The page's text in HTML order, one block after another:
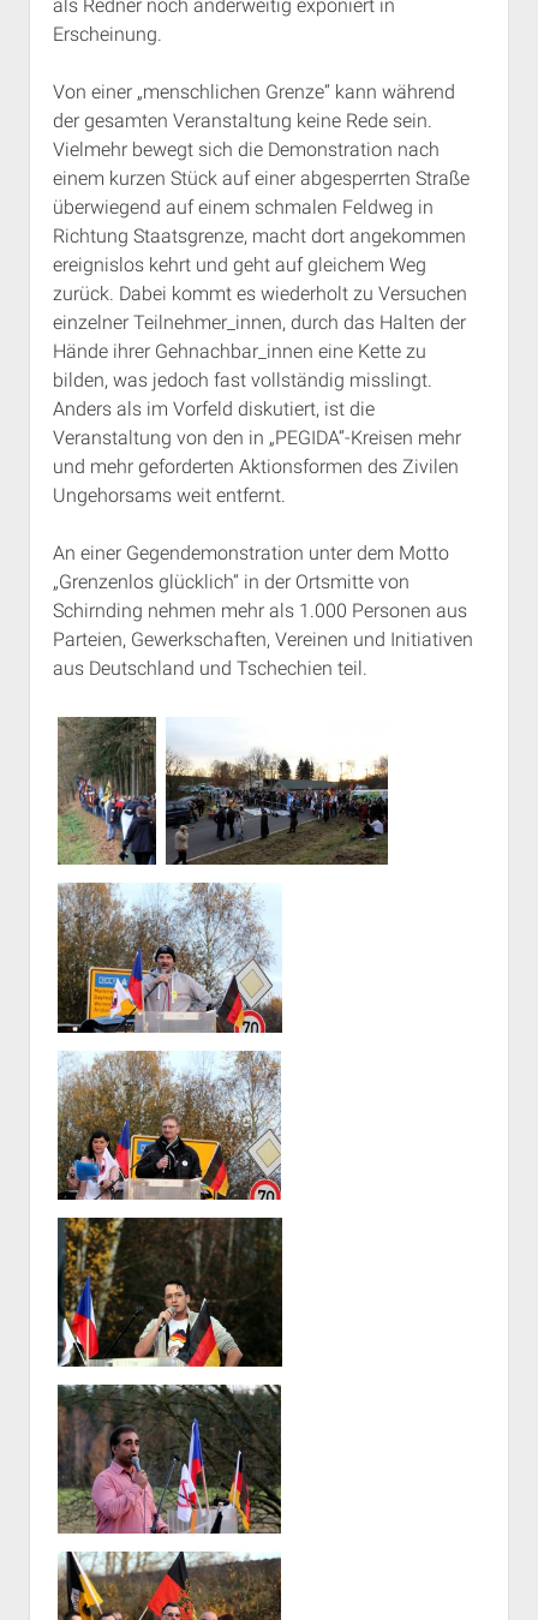
als Redner noch anderweitig exponiert in
Erscheinung.
Von einer „menschlichen Grenze“ kann während
der gesamten Veranstaltung keine Rede sein.
Vielmehr bewegt sich die Demonstration nach
einem kurzen Stück auf einer abgesperrten Straße
überwiegend auf einem schmalen Feldweg in
Richtung Staatsgrenze, macht dort angekommen
ereignislos kehrt und geht auf gleichem Weg
zurück. Dabei kommt es wiederholt zu Versuchen
einzelner Teilnehmer_innen, durch das Halten der
Hände ihrer Gehnachbar_innen eine Kette zu
bilden, was jedoch fast vollständig misslingt.
Anders als im Vorfeld diskutiert, ist die
Veranstaltung von den in „PEGIDA“-Kreisen mehr
und mehr geforderten Aktionsformen des Zivilen
Ungehorsams weit entfernt.
An einer Gegendemonstration unter dem Motto
„Grenzenlos glücklich“ in der Ortsmitte von
Schirnding nehmen mehr als 1.000 Personen aus
Parteien, Gewerkschaften, Vereinen und Initiativen
aus Deutschland und Tschechien teil.